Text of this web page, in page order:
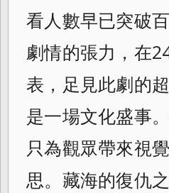
看人數早已突破
劇情的張力，在
表，足見此劇的
是一場文化盛事
只為觀眾帶來視
思。藏海的復仇